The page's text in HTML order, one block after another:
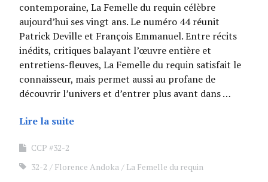
contemporaine, La Femelle du requin célèbre
aujourd’hui ses vingt ans. Le numéro 44 réunit
Patrick Deville et François Emmanuel. Entre récits
inédits, critiques balayant l’œuvre entière et
entretiens-fleuves, La Femelle du requin satisfait le
connaisseur, mais permet aussi au profane de
découvrir l’univers et d’entrer plus avant dans …
Lire la suite
CCP #32-2
32-2
Florence Andoka La Femelle du requin